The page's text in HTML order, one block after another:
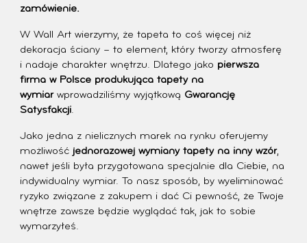
zamówienie.
W Wall Art wierzymy, że tapeta to coś więcej niż
dekoracja ściany – to element, który tworzy atmosferę
i nadaje charakter wnętrzu. Dlatego jako pierwsza
firma w Polsce produkująca tapety na
wymiarwprowadziliśmy wyjątkową Gwarancję
Satysfakcji.
Jako jedna z nielicznych marek na rynku oferujemy
możliwość jednorazowej wymiany tapety na inny wzór,
nawet jeśli była przygotowana specjalnie dla Ciebie, na
indywidualny wymiar. To nasz sposób, by wyeliminować
ryzyko związane z zakupem i dać Ci pewność, że Twoje
wnętrze zawsze będzie wyglądać tak, jak to sobie
wymarzyłeś.